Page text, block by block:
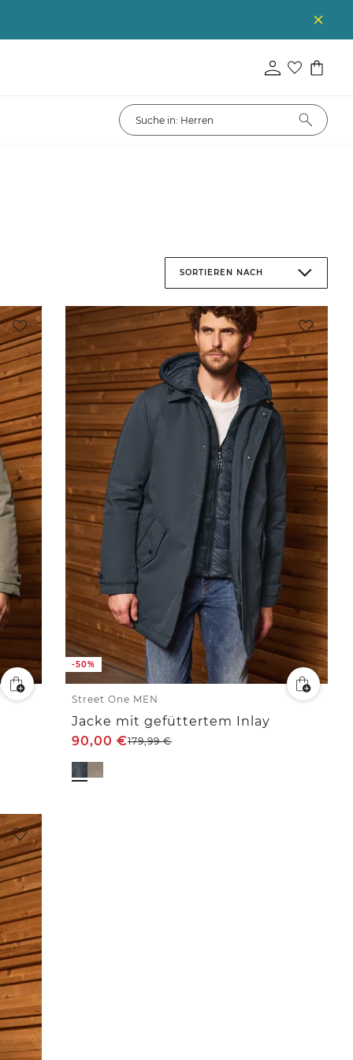
SORTIEREN NACH
-50%
Street One MEN
Jacke mit gefüttertem Inlay
90,00€179,99€